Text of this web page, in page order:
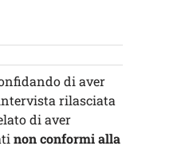
di aver
rilasciata
di aver
non conformi alla